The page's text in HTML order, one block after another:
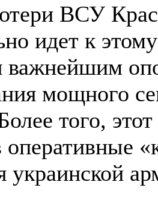
ВСУ
идет к
важнейшим
мощного
того,
оперативные
украинской